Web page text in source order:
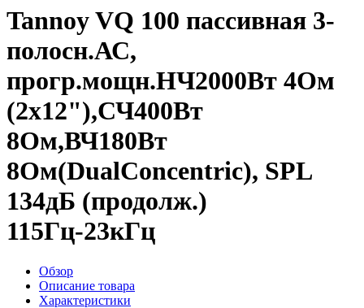
Tannoy VQ 100 пассивная 3-
полосн.АС,
прогр.мощн.НЧ2000Вт 4Ом
(2х12"),СЧ400Вт
8Ом,ВЧ180Вт
8Ом(DualConcentric), SPL
134дБ (продолж.)
115Гц-23кГц
Обзор
Описание товара
Характеристики